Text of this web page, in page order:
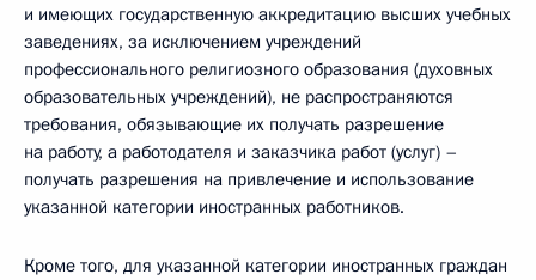
и имеющих государственную аккредитацию высших учебных
заведениях, за исключением учреждений
профессионального религиозного образования (духовных
образовательных учреждений), не распространяются
требования, обязывающие их получать разрешение
на работу, а работодателя и заказчика работ (услуг) –
получать разрешения на привлечение и использование
указанной категории иностранных работников.
Кроме того, для указанной категории иностранных граждан